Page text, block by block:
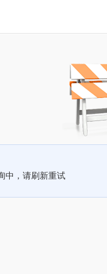
中，请刷新重试